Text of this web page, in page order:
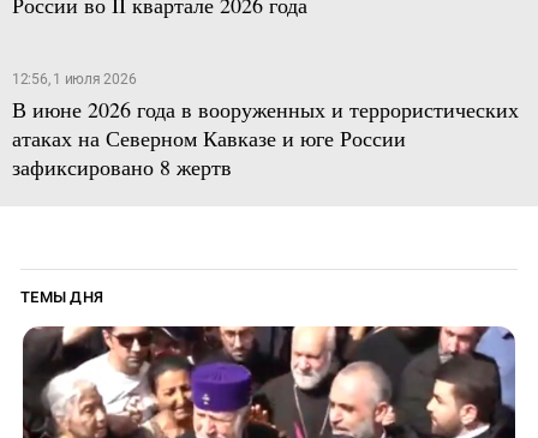
12:56, 1 июля 2026
В июне 2026 года в вооруженных и террористических
атаках на Северном Кавказе и юге России
зафиксировано 8 жертв
ТЕМЫ ДНЯ